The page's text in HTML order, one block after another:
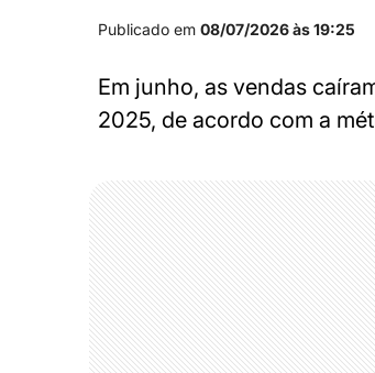
Publicado em 08/07/2026 às 19:25
Em junho, as vendas
2025, de acordo com a